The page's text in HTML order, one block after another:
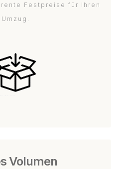
Festpreise für Ihren
Umzug.
Volumen